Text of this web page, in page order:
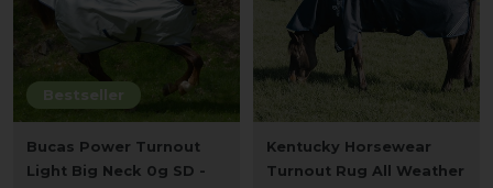
Bestseller
Bucas Power Turnout
Light Big Neck 0g SD -
Kentucky Horsewear
Turnout Rug All Weather